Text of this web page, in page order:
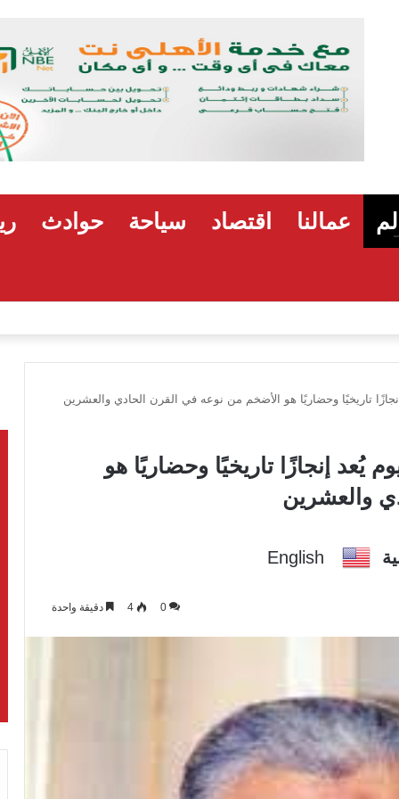
عمالنا اقتصاد سياحة حوادث
تاريخيًا وحضاريًا هو الأضخم من نوعه في القرن الحادي والعشرين
يُعد إنجازًا تاريخيًا وحضاريًا هو
والعشرين
English
0
4 دقيقة واحدة